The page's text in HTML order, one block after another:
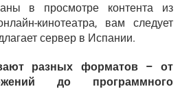
в просмотре контента из
кинотеатра, вам следует
сервер в Испании.
разных форматов – от
до программного